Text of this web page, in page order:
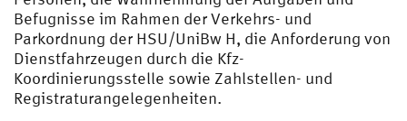
Befugnisse im Rahmen der Verkehrs- und
Parkordnung der HSU/UniBw H, die Anforderung von
Dienstfahrzeugen durch die Kfz-
Koordinierungsstelle sowie Zahlstellen- und
Registraturangelegenheiten.